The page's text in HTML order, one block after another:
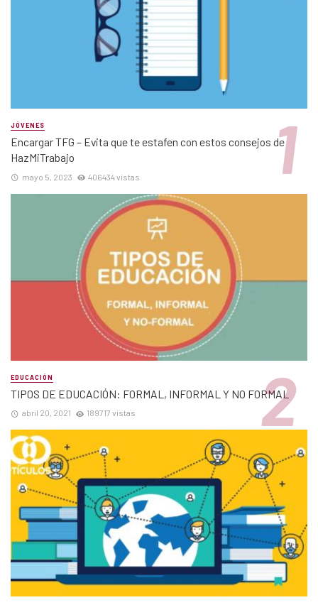
JÓVENES
Encargar TFG – Evita que te estafen con estos consejos de
HazMiTrabajo
mayo 5, 2023 406434 vistas
EDUCACIÓN
TIPOS DE EDUCACIÓN: FORMAL, INFORMAL Y NO FORMAL
abril 20, 2021 189717 vistas